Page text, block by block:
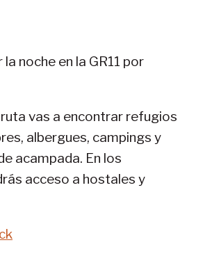
noche en la GR11 por
vas a encontrar refugios
albergues, campings y
acampada. En los
acceso a hostales y